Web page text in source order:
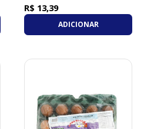
R$ 13,39
ADICIONAR